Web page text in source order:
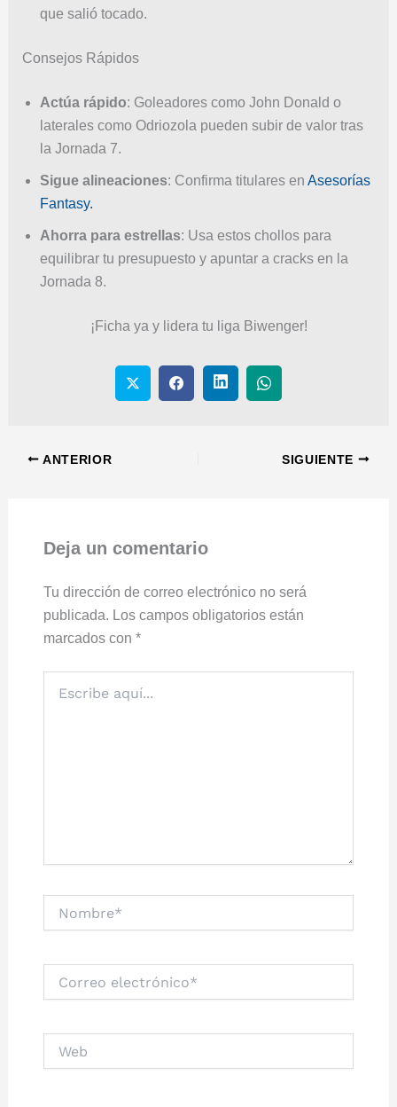
que salió tocado.
Consejos Rápidos
Actúa rápido: Goleadores como John Donald o
laterales como Odriozola pueden subir de valor tras
la Jornada 7.
Sigue alineaciones: Confirma titulares en Asesorías
Fantasy.
Ahorra para estrellas: Usa estos chollos para
equilibrar tu presupuesto y apuntar a cracks en la
Jornada 8.
¡Ficha ya y lidera tu liga Biwenger!
ANTERIOR SIGUIENTE
Deja un comentario
Tu dirección de correo electrónico no será
publicada. Los campos obligatorios están
marcados con *
aquí...
electrónico*